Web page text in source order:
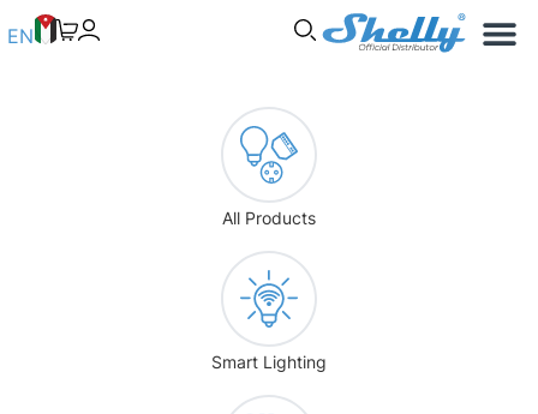
EN
All Products
Smart Lighting